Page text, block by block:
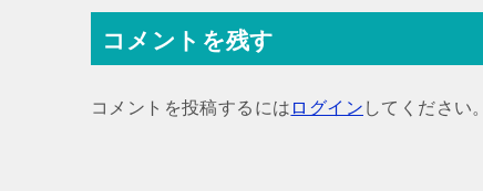
ナ
ビ
ー
コメントを残す
コメントを投稿するには ログイン してください。